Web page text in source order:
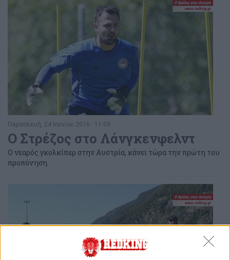
Παρασκευή, 24 Ιουνίου 2016 - 11:09
Ο Στρέζος στο Λάνγκενφελντ
Ο νεαρός γκολκίπερ στην Αυστρία, κάνει τώρα την πρώτη του
προπόνηση.